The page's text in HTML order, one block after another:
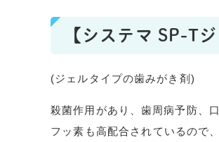
【システマ SP-
(ジェルタイプの歯みがき剤)
殺菌作用があり、歯周病予防、
フッ素も高配合されているので、